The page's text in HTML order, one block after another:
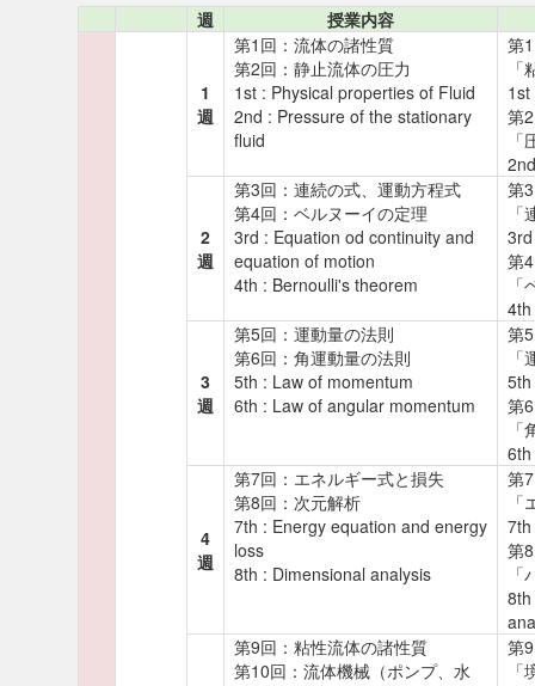
週 授業内容
1
週
第1回：流体の諸性質
第2回：静止流体の圧力
1st : Physical properties of Fluid
2nd : Pressure of the stationary
fluid
第
第
2
週
第3回：連続の式、運動方程式
第4回：ベルヌーイの定理
3rd : Equation od continuity and
equation of motion
4th : Bernoulli's theorem
第
第
3
週
第5回：運動量の法則
第6回：角運動量の法則
5th : Law of momentum
6th : Law of angular momentum
第
第
4
週
第7回：エネルギー式と損失
第8回：次元解析
7th : Energy equation and energy
loss
8th : Dimensional analysis
第
第
第9回：粘性流体の諸性質
第10回：流体機械（ポンプ、水
第